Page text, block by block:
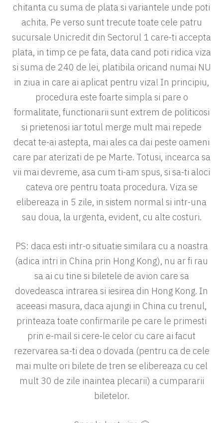
chitanta cu suma de plata si variantele unde poti
achita. Pe verso sunt trecute toate cele patru
sucursale Unicredit din Sectorul 1 care-ti accepta
plata, in timp ce pe fata, data cand poti ridica viza
si suma de 240 de lei, platibila oricand numai NU
in ziua in care ai aplicat pentru viza! In principiu,
procedura este foarte simpla si pare o
formalitate, functionarii sunt extrem de politicosi
si prietenosi iar totul merge mult mai repede
decat te-ai astepta, mai ales ca dai peste oameni
care par aterizati de pe Marte. Totusi, incearca sa
vii mai devreme, asa cum ti-am spus, si sa-ti aloci
cateva ore pentru toata procedura. Viza se
elibereaza in 5 zile, in sistem normal si intr-una
sau doua, la urgenta, evident, cu alte costuri.
PS: daca esti intr-o situatie similara cu a noastra
(adica intri in China prin Hong Kong), nu ar fi rau
sa ai cu tine si biletele de avion care sa
dovedeasca intrarea si iesirea din Hong Kong. In
aceeasi masura, daca ajungi in China cu trenul,
printeaza toate confirmarile pe care le primesti
prin e-mail si cere-le celor cu care ai facut
rezervarea sa-ti dea o dovada (pentru ca de cele
mai multe ori bilete de tren se elibereaza cu cel
mult 30 de zile inaintea plecarii) a cumpararii
biletelor.